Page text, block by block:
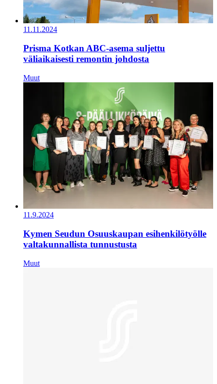
11.11.2024
Prisma Kotkan ABC-asema suljettu
väliaikaisesti remontin johdosta
Muut
11.9.2024
Kymen Seudun Osuuskaupan esihenkilötyölle
valtakunnallista tunnustusta
Muut